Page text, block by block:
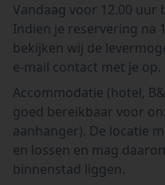
Vandaag voor 12.00 uur
Indien je reservering na
bekijken wij de
e-mail contact met je op.
Accommodatie (hotel,
goed bereikbaar voor
aanhanger). De locatie
en lossen en mag
binnenstad liggen.